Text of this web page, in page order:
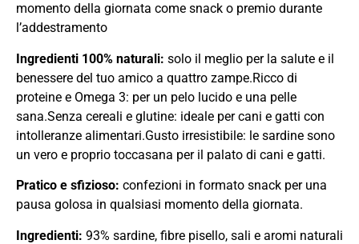
momento della giornata come snack o premio durante
l’addestramento
Ingredienti 100% naturali: solo il meglio per la salute e il
benessere del tuo amico a quattro zampe.Ricco di
proteine e Omega 3: per un pelo lucido e una pelle
sana.Senza cereali e glutine: ideale per cani e gatti con
intolleranze alimentari.Gusto irresistibile: le sardine sono
un vero e proprio toccasana per il palato di cani e gatti.
Pratico e sfizioso: confezioni in formato snack per una
pausa golosa in qualsiasi momento della giornata.
Ingredienti: 93% sardine, fibre pisello, sali e aromi naturali